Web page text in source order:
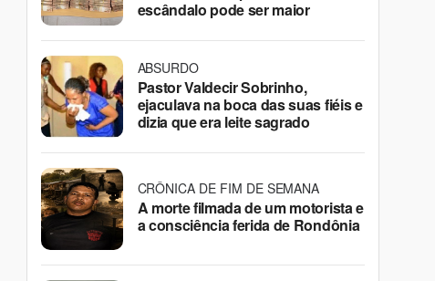
escândalo pode ser maior
ABSURDO
Pastor Valdecir Sobrinho,
ejaculava na boca das suas fiéis e
dizia que era leite sagrado
CRÔNICA DE FIM DE SEMANA
A morte filmada de um motorista e
a consciência ferida de Rondônia